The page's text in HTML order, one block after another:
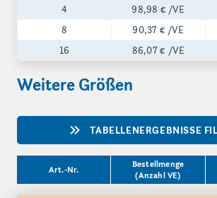
4
98,98 € /VE
8
90,37 € /VE
16
86,07 € /VE
Weitere Größen
TABELLENERGEBNISSE
Art.-Nr.
Bestellmenge
(Anzahl VE)